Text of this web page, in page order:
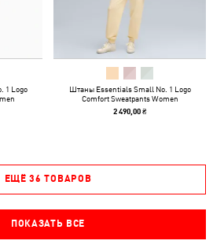
1 Logo
Штаны Essentials Small No. 1 Logo
Comfort Sweatpants Women
2 490,00 ₴
ЕЩЁ 36 ТОВАРОВ
ПОКАЗАТЬ ВСЕ